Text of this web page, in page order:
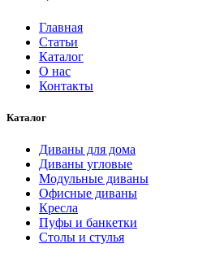
Главная
Статьи
Каталог
О нас
Контакты
Каталог
Диваны для дома
Диваны угловые
Модульные диваны
Офисные диваны
Кресла
Пуфы и банкетки
Столы и стулья